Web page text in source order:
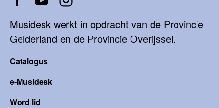
Musidesk werkt in opdracht van de Provincie
Gelderland en de Provincie Overijssel.
Catalogus
e-Musidesk
Word lid